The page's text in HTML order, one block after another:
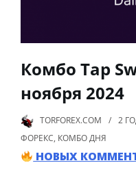
Комбо Tap
ноября 2024
TORFOREX.COM 2
ФОРЕКС, КОМБО ДНЯ
НОВЫХ